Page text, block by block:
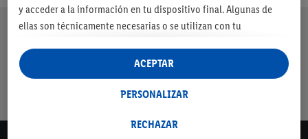
Nuestra promesa de Lidl
gratuitos a
partir de 79€
máximo 3 días
y acceder a la información en tu dispositivo final. Algunas de
ellas son técnicamente necesarias o se utilizan con tu
estadísticas o para publicidad personalizada dentro y fuera de
los servicios Lidl. Si participa en el programa Lidl Plus, los datos
de su comportamiento de compra en la tienda también se
Si da su consentimiento aquí con fines de publicidad
RECHAZAR
PERSONALIZAR
ACEPTAR